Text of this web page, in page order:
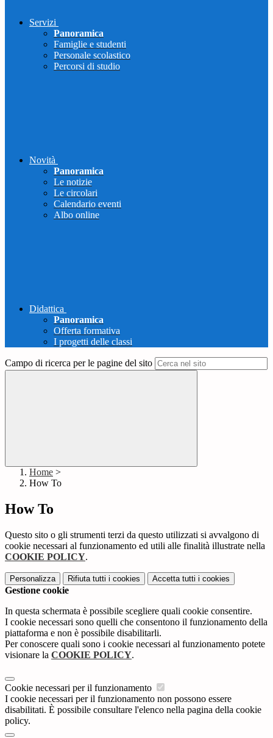
Servizi
Panoramica
Famiglie e studenti
Personale scolastico
Percorsi di studio
Novità
Panoramica
Le notizie
Le circolari
Calendario eventi
Albo online
Didattica
Panoramica
Offerta formativa
I progetti delle classi
Campo di ricerca per le pagine del sito
Home >
How To
How To
Questo sito o gli strumenti terzi da questo utilizzati si avvalgono di
cookie necessari al funzionamento ed utili alle finalità illustrate nella
COOKIE POLICY.
Personalizza Rifiuta tutti i cookies Accetta tutti i cookies
Gestione cookie
In questa schermata è possibile scegliere quali cookie consentire.
I cookie necessari sono quelli che consentono il funzionamento della
piattaforma e non è possibile disabilitarli.
Per conoscere quali sono i cookie necessari al funzionamento potete
visionare la COOKIE POLICY.
Cookie necessari per il funzionamento
I cookie necessari per il funzionamento non possono essere
disabilitati. È possibile consultare l'elenco nella pagina della cookie
policy.